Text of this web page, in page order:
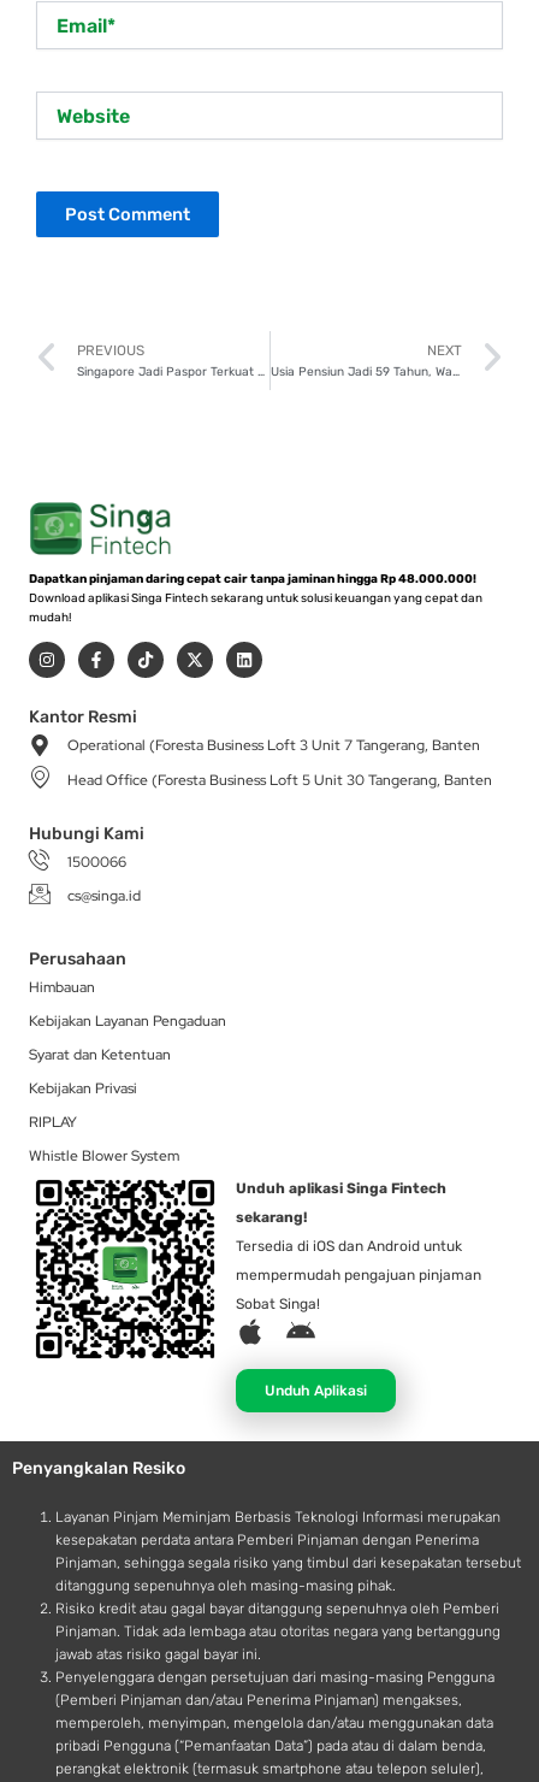
Prev
PREVIOUS
Singapore Jadi Paspor Terkuat di Dunia, Yuk Rencanakan Liburan!
NEXT
Usia Pensiun Jadi 59 Tahun, Wajib Ketahui Dampaknya!
Dapatkan pinjaman daring cepat cair tanpa jaminan hingga Rp 48.000.000!
Download aplikasi Singa Fintech sekarang untuk solusi keuangan yang cepat dan
mudah!
I
n
s
a
g
r
a
m
F
a
c
b
o
-
T
i
k
X
-
t
t
r
L
i
n
i
Kantor Resmi
Operational (Foresta Business Loft 3 Unit 7 Tangerang, Banten
Head Office (Foresta Business Loft 5 Unit 30 Tangerang, Banten
Hubungi Kami
1500066
cs@singa.id
Perusahaan
Himbauan
Kebijakan Layanan Pengaduan
Syarat dan Ketentuan
Kebijakan Privasi
RIPLAY
Whistle Blower System
Unduh aplikasi Singa Fintech
sekarang!
Tersedia di iOS dan Android untuk
mempermudah pengajuan pinjaman
Sobat Singa!
A
p
l
e
A
d
r
o
d
Unduh Aplikasi
Penyangkalan Resiko
Layanan Pinjam Meminjam Berbasis Teknologi Informasi merupakan
kesepakatan perdata antara Pemberi Pinjaman dengan Penerima
Pinjaman, sehingga segala risiko yang timbul dari kesepakatan tersebut
ditanggung sepenuhnya oleh masing-masing pihak.
Risiko kredit atau gagal bayar ditanggung sepenuhnya oleh Pemberi
Pinjaman. Tidak ada lembaga atau otoritas negara yang bertanggung
jawab atas risiko gagal bayar ini.
Penyelenggara dengan persetujuan dari masing-masing Pengguna
(Pemberi Pinjaman dan/atau Penerima Pinjaman) mengakses,
memperoleh, menyimpan, mengelola dan/atau menggunakan data
pribadi Pengguna (“Pemanfaatan Data”) pada atau di dalam benda,
perangkat elektronik (termasuk smartphone atau telepon seluler),